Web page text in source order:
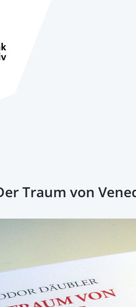
Traum von